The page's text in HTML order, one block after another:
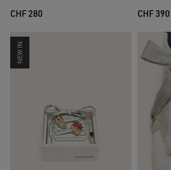
CHF 280 CHF 390
NEW IN